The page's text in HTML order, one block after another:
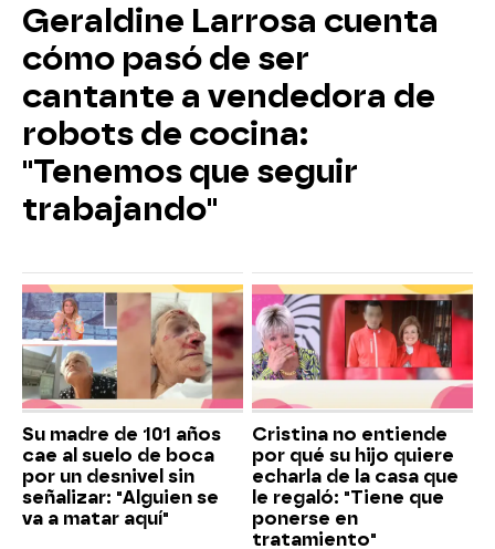
Geraldine Larrosa cuenta
cómo pasó de ser
cantante a vendedora de
robots de cocina:
"Tenemos que seguir
trabajando"
Su madre de 101 años
cae al suelo de boca
por un desnivel sin
señalizar: "Alguien se
va a matar aquí"
Cristina no entiende
por qué su hijo quiere
echarla de la casa que
le regaló: "Tiene que
ponerse en
tratamiento"